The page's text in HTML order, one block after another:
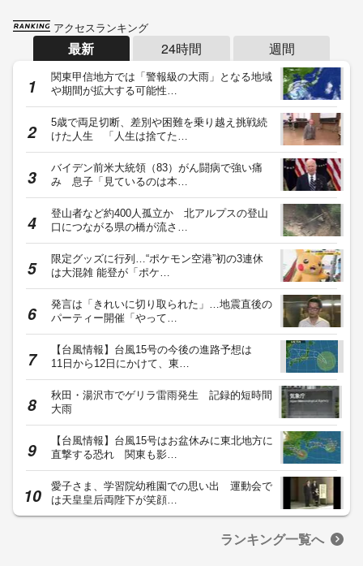
アクセスランキング
最新 24時間 週間
関東甲信地方では「警報級の大雨」となる地域
や期間が拡大する可能性…
5歳で両足切断、差別や困難を乗り越え挑戦続
けた人生 「人生は捨てた…
バイデン前米大統領（83）がん闘病で強い痛
み 息子「見ているのは本…
登山者など約400人孤立か 北アルプスの登山
口につながる県の橋が流さ…
限定グッズに行列…“ポケモン空港”初の3連休
は大混雑 能登が「ポケ…
発言は「きれいに切り取られた」…地震直後の
パーティー開催「やって…
【台風情報】台風15号の今後の進路予想は
11日から12日にかけて、東…
秋田・湯沢市でゲリラ雷雨発生 記録的短時間
大雨
【台風情報】台風15号はお盆休みに東北地方に
直撃する恐れ 関東も影…
愛子さま、学習院幼稚園での思い出 運動会で
は天皇皇后両陛下が笑顔…
ランキング一覧へ